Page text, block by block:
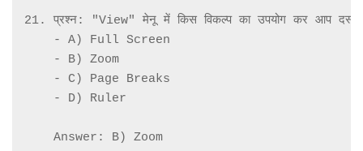
21. प्रश्न: "View" मेनू में किस विकल्प का उपयोग कर आप
    - A) Full Screen
    - B) Zoom
    - C) Page Breaks
    - D) Ruler
    Answer: B) Zoom